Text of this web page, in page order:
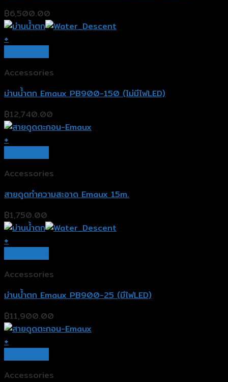
฿6,500.00
+
Accessories
ม่านน้ำตก Emaux PB900-150 (ไม่มีไฟLED)
฿12,740.00
+
Accessories
สายดูดทำความสะอาด Emaux 15m.
฿1,750.00
+
Accessories
ม่านน้ำตก Emaux PB900-25 (มีไฟLED)
฿11,900.00
+
Accessories